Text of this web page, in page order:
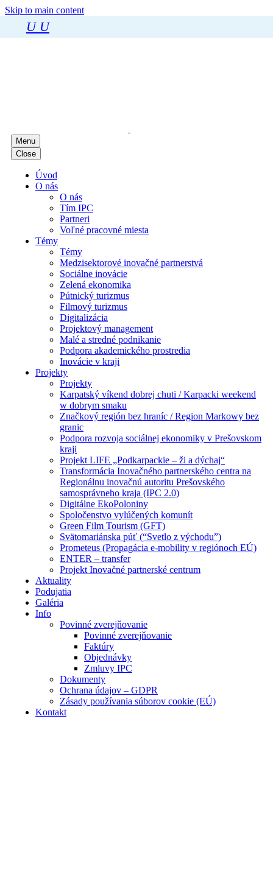
Skip to main content
U U
Menu
Close
Úvod
O nás
O nás
Tím IPC
Partneri
Voľné pracovné miesta
Témy
Témy
Medzisektorové inovačné partnerstvá
Sociálne inovácie
Zelená ekonomika
Pútnický turizmus
Filmový turizmus
Digitalizácia
Projektový management
Malé a stredné podnikanie
Podpora akademického prostredia
Inovácie v kraji
Projekty
Projekty
Karpatský víkend dobrej chuti / Karpacki weekend
w dobrym smaku
Značkový región bez hraníc / Region Markowy bez
granic
Podpora rozvoja sociálnej ekonomiky v Prešovskom
kraji
Projekt LIFE „Podkarpackie – ži a dýchaj“
Transformácia Inovačného partnerského centra na
Regionálnu inovačnú autoritu Prešovského
samosprávneho kraja (IPC 2.0)
Digitálne EkoPoloniny
Spoločenstvo vylúčených komunít
Green Film Tourism (GFT)
Svätomariánska púť (“Svetlo z východu”)
Prometeus (Propagácia e-mobility v regiónoch EÚ)
ENTER – transfer
Projekt Inovačné partnerské centrum
Aktuality
Podujatia
Galéria
Info
Povinné zverejňovanie
Povinné zverejňovanie
Faktúry
Objednávky
Zmluvy IPC
Dokumenty
Ochrana údajov – GDPR
Zásady používania súborov cookie (EÚ)
Kontakt